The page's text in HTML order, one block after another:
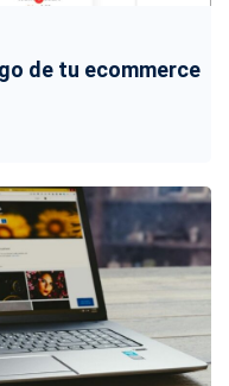
de tu ecommerce